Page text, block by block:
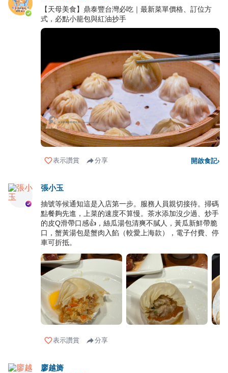
【天母美食】鼎泰豐台灣必吃｜最新菜單價格、訂位方
式，必點小籠包與紅油抄手
表示讚賞 分享 開啟食記›
張小玉
抽號等候通知這是入店第一步。服務人員親切接待。掃碼
點餐夠先進，上菜的速度不算慢。茶水添加沒少過、炒手
的皮Q滑帶口感👍，絲瓜湯包清爽不膩人，黃瓜新鮮帶脆
口，蟹黃湯包是蟹肉入餡（較愛上海款），電子付費、停
車可折抵。
表示讚賞 分享
廖越旖